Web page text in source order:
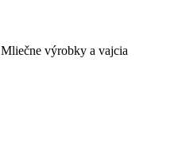
Mliečne výrobky a vajcia